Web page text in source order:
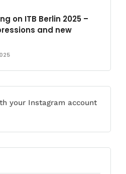
on ITB Berlin 2025 –
and new
your Instagram account